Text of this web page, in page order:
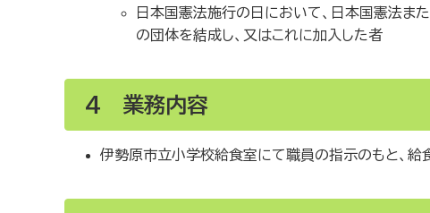
日本国憲法施行の日において、日本国憲法ま
の団体を結成し、又はこれに加入した者
4 業務内容
伊勢原市立小学校給食室にて職員の指示のもと、給